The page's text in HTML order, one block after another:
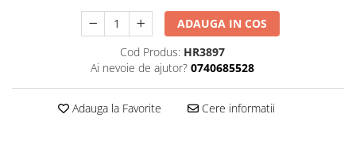
ADAUGA IN COS
Cod Produs: HR3897
Ai nevoie de ajutor? 0740685528
Adauga la Favorite Cere informatii